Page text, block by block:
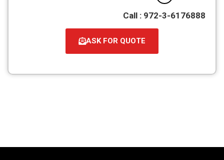
Call : 972-3-6176888
ASK FOR QUOTE